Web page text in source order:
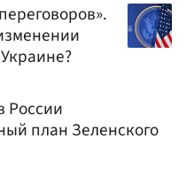
России
план Зеленского